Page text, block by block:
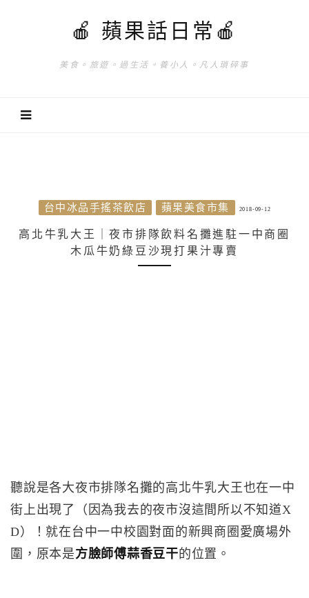
🍎 蘋果話日常🍎
美食。旅遊。過生活。養小人。凡人瑣碎事
台中冰品手搖茶飲店 蘋果美食市集 2018-09-12
高北牛乳大王｜夜市排隊飲料名攤進駐一中商圈
木瓜牛奶綠豆沙現打果汁專賣
聽說是各大夜市排隊名攤的高北牛乳大王也在一中
街上出現了（因為我去的夜市沒這間所以不知道X
D）！就在台中一中校園對面的新興商圈愛廣場外
圍，原本是方臉師傅蒜香豆干的位置。